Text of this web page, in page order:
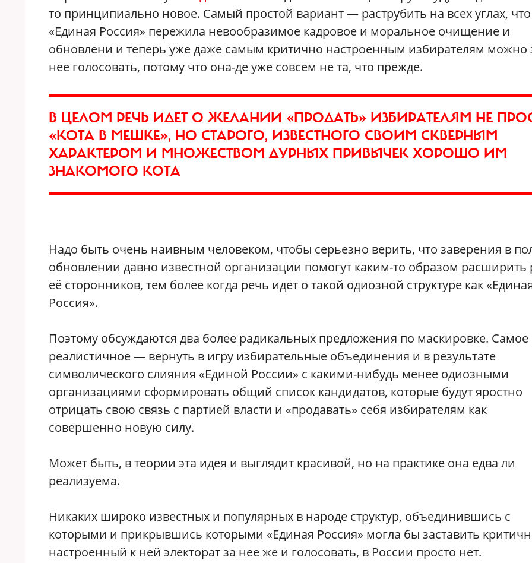
то принципиально новое. Самый простой вариант — раструбить на всех углах, что
«Единая Россия» пережила невообразимое кадровое и моральное очищение и
обновлени и теперь уже даже самым критично настроенным избирателям можно
нее голосовать, потому что она-де уже совсем не та, что прежде.
В ЦЕЛОМ РЕЧЬ ИДЕТ О ЖЕЛАНИИ «ПРОДАТЬ» ИЗБИРАТЕЛЯМ НЕ
«КОТА В МЕШКЕ», НО СТАРОГО, ИЗВЕСТНОГО СВОИМ СКВЕРНЫМ
ХАРАКТЕРОМ И МНОЖЕСТВОМ ДУРНЫХ ПРИВЫЧЕК ХОРОШО ИМ
ЗНАКОМОГО КОТА
Надо быть очень наивным человеком, чтобы серьезно верить, что заверения в
обновлении давно известной организации помогут каким-то образом расширить
её сторонников, тем более когда речь идет о такой одиозной структуре как
Россия».
Поэтому обсуждаются два более радикальных предложения по маскировке. Самое
реалистичное — вернуть в игру избирательные объединения и в результате
символического слияния «Единой России» с какими-нибудь менее одиозными
организациями сформировать общий список кандидатов, которые будут яростно
отрицать свою связь с партией власти и «продавать» себя избирателям как
совершенно новую силу.
Может быть, в теории эта идея и выглядит красивой, но на практике она едва ли
реализуема.
Никаких широко известных и популярных в народе структур, объединившись с
которыми и прикрывшись которыми «Единая Россия» могла бы заставить
настроенный к ней электорат за нее же и голосовать, в России просто нет.